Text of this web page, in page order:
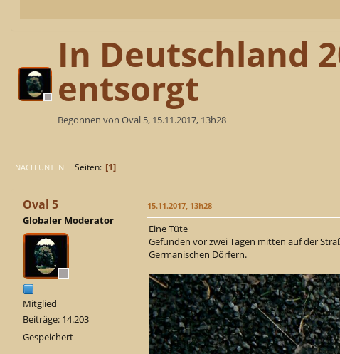
In Deutschland
entsorgt
Begonnen von Oval 5, 15.11.2017, 13h28
NACH UNTEN Seiten 1
Oval 5
Globaler Moderator
Mitglied
Beiträge: 14.203
Gespeichert
15.11.2017, 13h28
Eine Tüte
Gefunden vor zwei Tagen mitten auf der
Germanischen Dörfern.